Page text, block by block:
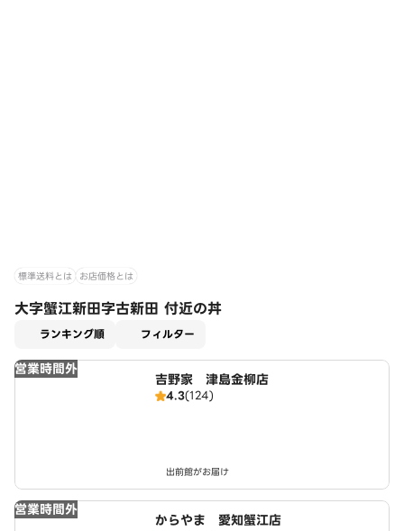
標準送料とは お店価格とは
大字蟹江新田字古新田 付近の丼
ランキング順 フィルター
営業時間外
吉野家 津島金柳店
4.3(124)
出前館がお届け
営業時間外
からやま 愛知蟹江店